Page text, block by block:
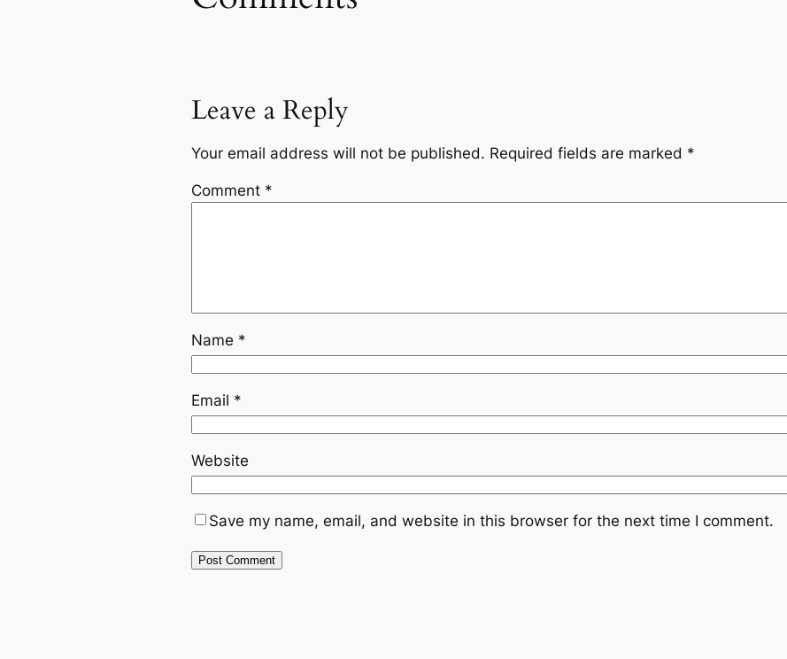
Leave a Reply
Your email address will not be published. Required fields are marked *
Comment *
Name *
Email *
Website
Save my name, email, and website in this browser for the next time I comment.